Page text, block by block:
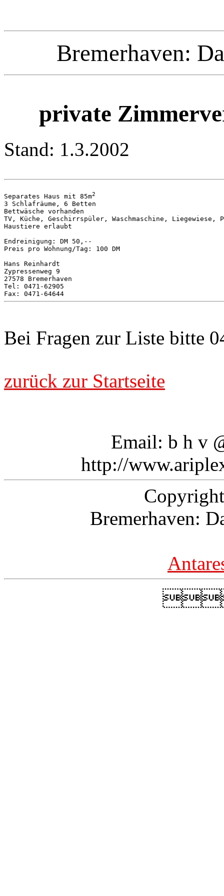
Bremerhaven:
private
Stand: 1.3.2002
Separates Haus mit 85m2
3 Schlafräume, 6 Betten
Bettwäsche vorhanden
TV, Küche, Geschirrspüler, Waschmaschine, Liegewiese,
Haustiere erlaubt
Endreinigung: DM 50,--
Preis pro Wohnung/Tag: 100 DM
Hans Reinhardt
Zypressenweg 9
27578 Bremerhaven
Tel: 0471-62905
Bei Fragen zur Liste bitte
zurück zur Startseite
Email: b h v
http://
Bremerhaven: